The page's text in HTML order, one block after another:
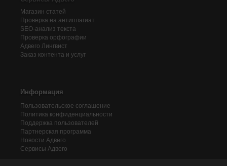
Магазин статей
Проверка на антиплагиат
SEO-анализ текста
Проверка орфографии
Адвего Лингвист
Заказ контента и услуг
Информация
Пользовательское соглашение
Политика конфиденциальности
Поддержка пользователей
Партнерская программа
Новости Адвего
Сервисы Адвего